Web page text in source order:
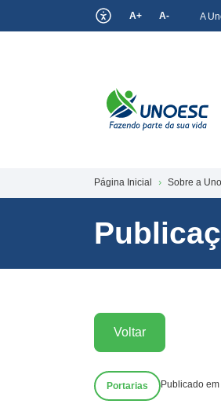
A+ A- A
Página Inicial Sobre a
Voltar
Portarias Publicado